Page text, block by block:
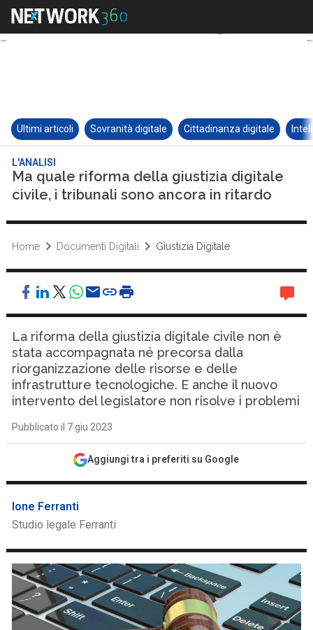
Ultimi articoli Sovranità digitale Cittadinanza digitale
L'ANALISI
Ma quale riforma della giustizia digitale
civile, i tribunali sono ancora in ritardo
Home Documenti Digitali Giustizia Digitale
La riforma della giustizia digitale civile non è
stata accompagnata né precorsa dalla
riorganizzazione delle risorse e delle
infrastrutture tecnologiche. E anche il nuovo
intervento del legislatore non risolve i problemi
Pubblicato il 7 giu 2023
Aggiungi tra i preferiti su Google
Ione Ferranti
Studio legale Ferranti